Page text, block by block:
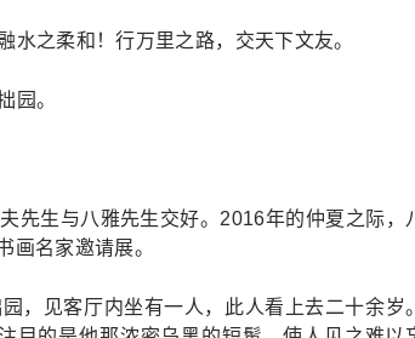
水之柔和！行万里之路，交天下文友。
园。
先生与八雅先生交好。2016年的仲夏之际，
画名家邀请展。
，见客厅内坐有一人，此人看上去二十余岁。